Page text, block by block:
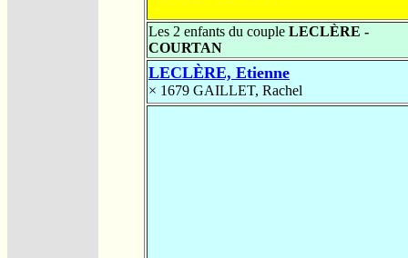
Les 2 enfants du couple LECLÈRE -
COURTAN
LECLÈRE, Etienne
× 1679 GAILLET, Rachel